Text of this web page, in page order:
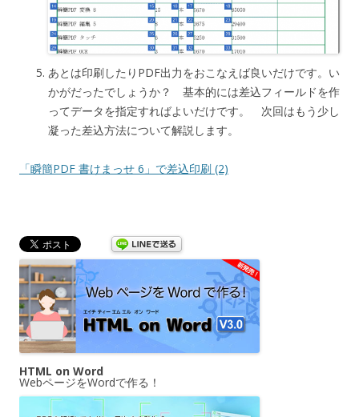
あとは印刷したりPDF出力をおこなえば良いだけです。い
かがだったでしょうか？ 基本的には差込フィールドを作
ってデータを指定すればよいだけです。 次回はもう少し
凝った差込方法について解説します。
「瞬簡PDF 書けまっせ 6」で差込印刷 (2)
HTML on Word
WebページをWordで作る！